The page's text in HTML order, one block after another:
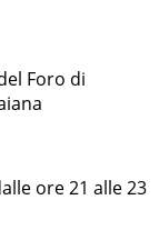
Foro di
ore 21 alle 23